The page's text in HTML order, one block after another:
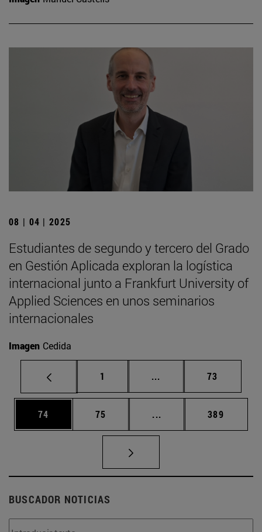
08 | 04 | 2025
Estudiantes de segundo y tercero del Grado
en Gestión Aplicada exploran la logística
internacional junto a Frankfurt University of
Applied Sciences en unos seminarios
internacionales
Imagen Cedida
Página
1 ... Páginas intermedias
Página
73
Página
74 Página
75 ... Páginas intermedias
Página
389
BUSCADOR NOTICIAS